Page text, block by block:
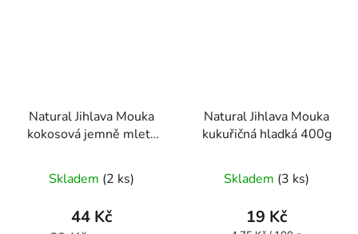
Natural Jihlava Mouka
kokosová jemně mletá
Skladem (2 ks)
44 Kč
Natural Jihlava Mouka
kukuřičná hladká 400g
Skladem (3 ks)
19 Kč